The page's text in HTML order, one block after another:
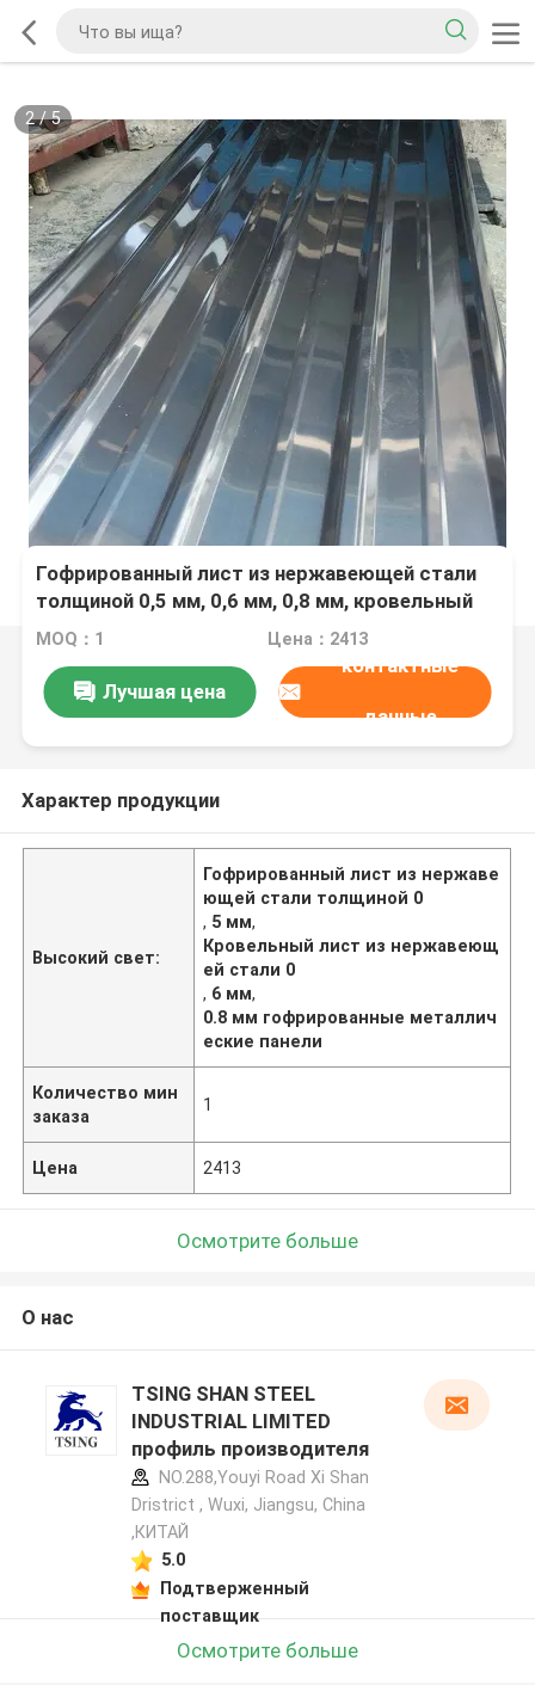
2/5
Гофрированный лист из нержавеющей стали
толщиной 0,5 мм, 0,6 мм, 0,8 мм, кровельный
лист из нержавеющей стали для защиты от
атмосферных воздействий
MOQ：1 Цена：2413
Лучшая цена
контактные
данные
Характер продукции
Высокий свет:
Гофрированный лист из нержаве
ющей стали толщиной 0
, 5 мм,
Кровельный лист из нержавеющ
ей стали 0
, 6 мм,
0.8 мм гофрированные металлич
еские панели
Количество мин
заказа
1
Цена 2413
Осмотрите больше
О нас
TSING SHAN STEEL
INDUSTRIAL LIMITED
профиль производителя
NO.288,Youyi Road Xi Shan
Dristrict , Wuxi, Jiangsu, China
,КИТАЙ
5.0
Подтверженный
поставщик
Осмотрите больше